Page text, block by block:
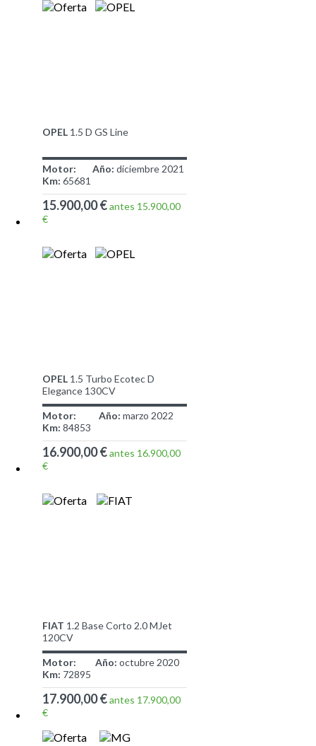
OPEL 1.5 D GS Line
Motor: Año: diciembre 2021
Km: 65681
15.900,00 €antes 15.900,00
€
OPEL 1.5 Turbo Ecotec D
Elegance 130CV
Motor: Año: marzo 2022
Km: 84853
16.900,00 €antes 16.900,00
€
FIAT 1.2 Base Corto 2.0 MJet
120CV
Motor: Año: octubre 2020
Km: 72895
17.900,00 €antes 17.900,00
€